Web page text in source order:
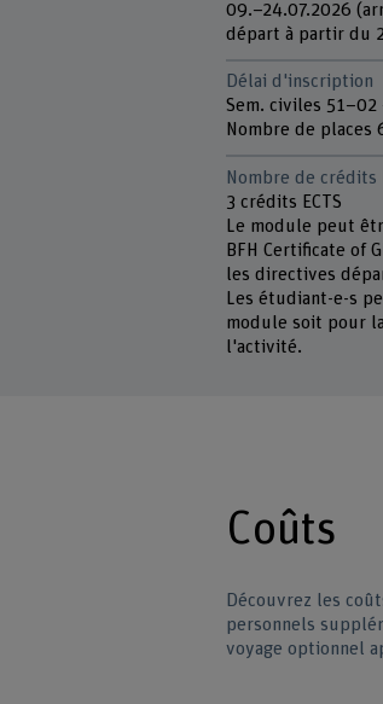
09.–24.07.2026
départ à partir du
Délai d'inscription
Sem. civiles 51–02
Nombre de places
Nombre de crédits
3 crédits ECTS
Le module peut
BFH Certificate of
les directives
Les étudiant-e-s
module soit pour
l'activité.
Coûts
Découvrez les
personnels
voyage optionnel